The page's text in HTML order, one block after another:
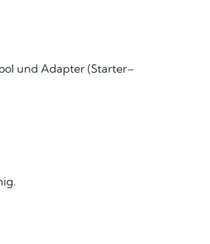
und Adapter (Starter–